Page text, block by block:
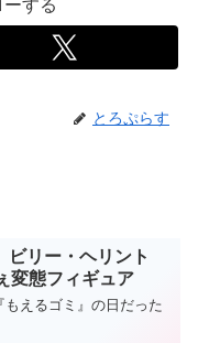
する
とろぷらす
ビリー・ヘリント
態フィギュア
もえるゴミ』の日だった